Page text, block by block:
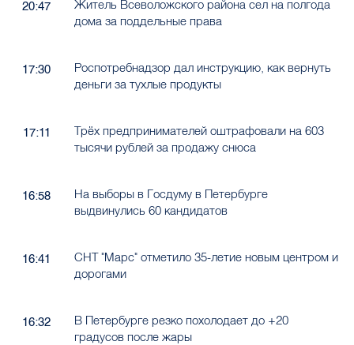
20:47
Житель Всеволожского района сел на полгода
дома за поддельные права
17:30
Роспотребнадзор дал инструкцию, как вернуть
деньги за тухлые продукты
17:11
Трёх предпринимателей оштрафовали на 603
тысячи рублей за продажу снюса
16:58
На выборы в Госдуму в Петербурге
выдвинулись 60 кандидатов
16:41
СНТ "Марс" отметило 35-летие новым центром и
дорогами
16:32
В Петербурге резко похолодает до +20
градусов после жары